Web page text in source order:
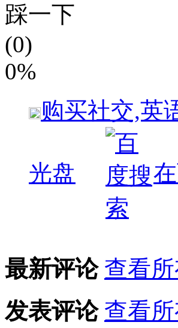
踩一下
(0)
0%
购买社交,英
光盘
最新评论 查看
发表评论 查看